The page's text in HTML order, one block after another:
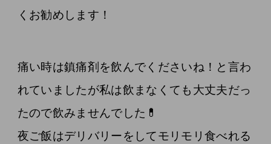
くお勧めします！
痛い時は鎮痛剤を飲んでくださいね！と言わ
れていましたが私は飲まなくても大丈夫だっ
たので飲みませんでした💊
夜ご飯はデリバリーをしてモリモリ食べれる